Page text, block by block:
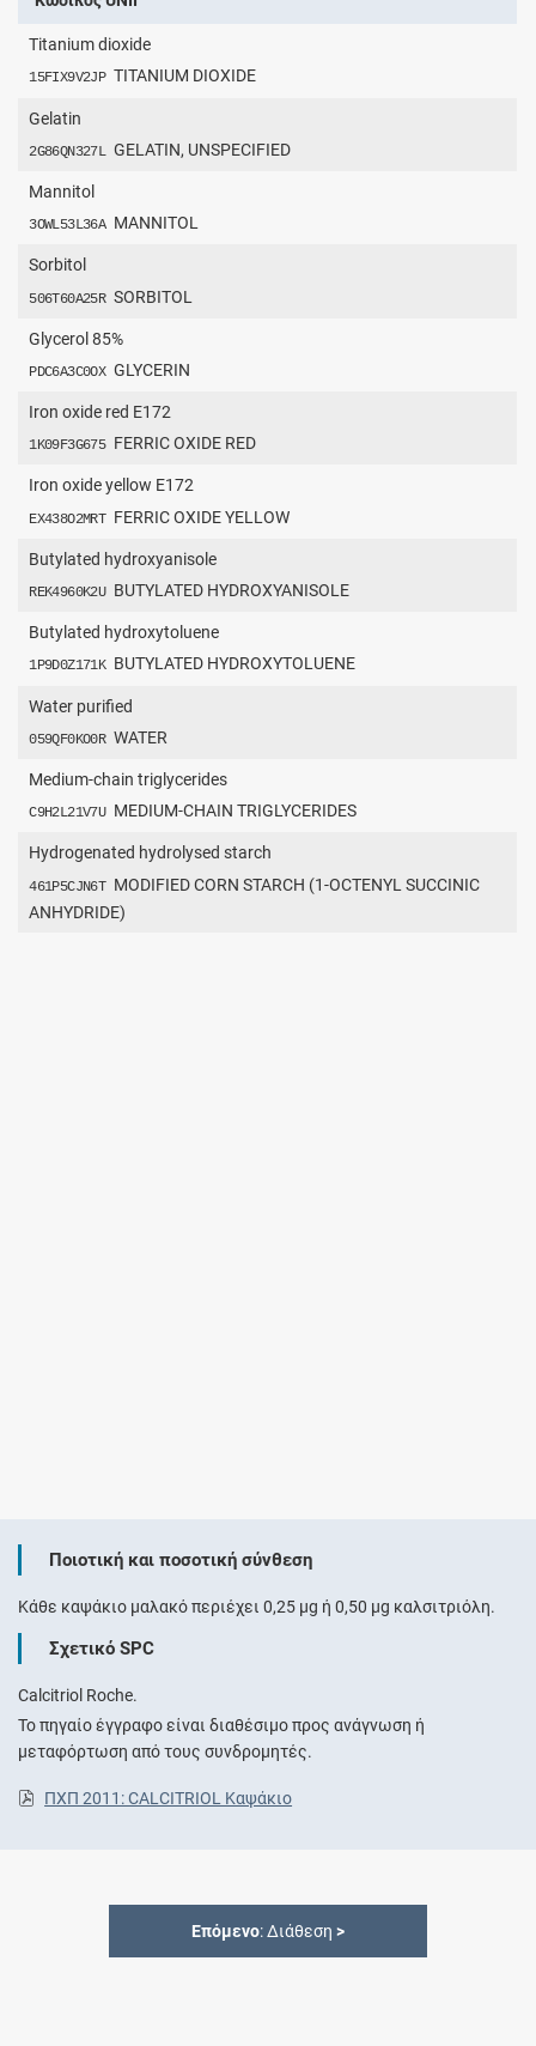
Titanium dioxide
15FIX9V2JP TITANIUM DIOXIDE
Gelatin
2G86QN327L GELATIN, UNSPECIFIED
Mannitol
3OWL53L36A MANNITOL
Sorbitol
506T60A25R SORBITOL
Glycerol 85%
PDC6A3C0OX GLYCERIN
Iron oxide red E172
1K09F3G675 FERRIC OXIDE RED
Iron oxide yellow E172
EX438O2MRT FERRIC OXIDE YELLOW
Butylated hydroxyanisole
REK4960K2U BUTYLATED HYDROXYANISOLE
Butylated hydroxytoluene
1P9D0Z171K BUTYLATED HYDROXYTOLUENE
Water purified
059QF0KO0R WATER
Medium-chain triglycerides
C9H2L21V7U MEDIUM-CHAIN TRIGLYCERIDES
Hydrogenated hydrolysed starch
461P5CJN6T MODIFIED CORN STARCH (1-OCTENYL SUCCINIC
ANHYDRIDE)
Ποιοτική και ποσοτική σύνθεση
Κάθε καψάκιο μαλακό περιέχει 0,25 μg ή 0,50 μg καλσιτριόλη.
Σχετικό SPC
Calcitriol Roche.
Το πηγαίο έγγραφο είναι διαθέσιμο προς ανάγνωση ή
μεταφόρτωση από τους συνδρομητές.
ΠΧΠ 2011: CALCITRIOL Καψάκιο
Επόμενο: Διάθεση >